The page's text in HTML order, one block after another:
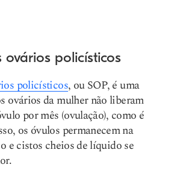
ovários policísticos
policísticos, ou SOP, é uma
ovários da mulher não liberam
por mês (ovulação), como é
os óvulos permanecem na
e cistos cheios de líquido se